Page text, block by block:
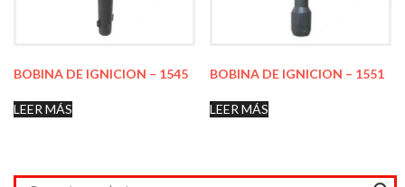
BOBINA DE IGNICION – 1545
LEER MÁS
BOBINA DE IGNICION – 1551
LEER MÁS